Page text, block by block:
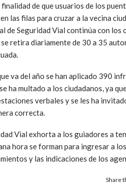
finalidad de que usuarios de los
las filas para cruzar a la vecina
de Seguridad Vial continúa con
retira diariamente de 30 a 35
va del año se han aplicado 390
ha multado a los ciudadanos, ya
verbales y se les ha
correcta.
Vial exhorta a los guiadores a
hora se forman para ingresar a
y las indicaciones de los
Share